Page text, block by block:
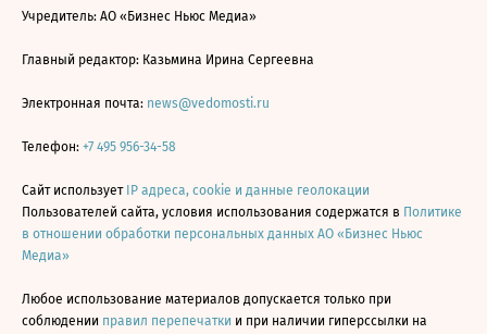
Учредитель: АО «Бизнес Ньюс Медиа»
Главный редактор: Казьмина Ирина Сергеевна
Электронная почта: news@vedomosti.ru
Телефон: +7 495 956-34-58
Сайт использует IP адреса, cookie и данные геолокации
Пользователей сайта, условия использования содержатся в Политике
в отношении обработки персональных данных АО «Бизнес Ньюс
Медиа»
Любое использование материалов допускается только при
соблюдении правил перепечатки и при наличии гиперссылки на